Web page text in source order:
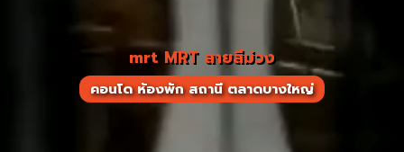
mrt MRT สายสีม่วง
คอนโด ห้องพัก สถานี ตลาดบางใหญ่